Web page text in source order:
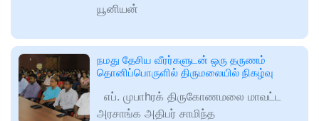
யூனியன்
நமது தேசிய வீரர்களுடன் ஒரு தருணம்
தொனிப்பொருளில் திருமலையில் நிகழ்வு
எப். முபாhரக் திருகோணமலை மாவட்ட
அரசாங்க அதிபர் சாமிந்த